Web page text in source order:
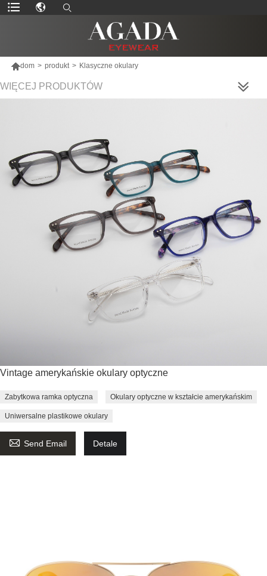
dom > produkt > Klasyczne okulary
WIĘCEJ PRODUKTÓW
Vintage amerykańskie okulary optyczne
Zabytkowa ramka optyczna Okulary optyczne w kształcie amerykańskim
Uniwersalne plastikowe okulary
 Send Email Detale